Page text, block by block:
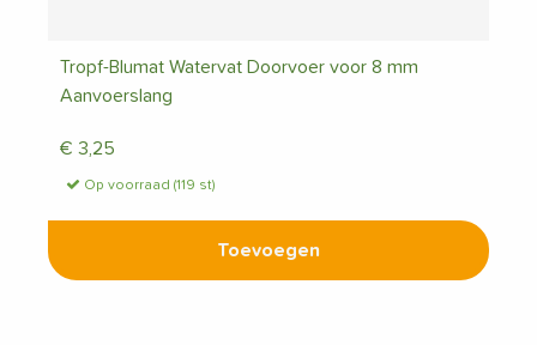
Tropf-Blumat Watervat Doorvoer voor 8 mm
Aanvoerslang
€ 3,25
Op voorraad (119 st)
Toevoegen